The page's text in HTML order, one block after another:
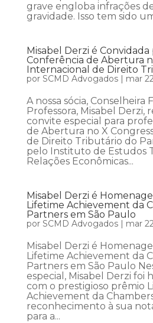
grave engloba infrações
gravidade. Isso tem sido
Misabel Derzi é
Conferência de Abertura
Internacional de Direito
por SCMD Advogados| mar
A nossa sócia, Conselheira
Professora, Misabel Derzi,
convite especial para
de Abertura no X
de Direito Tributário do
pelo Instituto de Estudos
Relações Econômicas...
Misabel Derzi é
Lifetime Achievement da
Partners em São Paulo
por SCMD Advogados| mar
Misabel Derzi é
Lifetime Achievement da
Partners em São Paulo
especial, Misabel Derzi foi
com o prestigioso prêmio
Achievement da
reconhecimento à sua
para a...